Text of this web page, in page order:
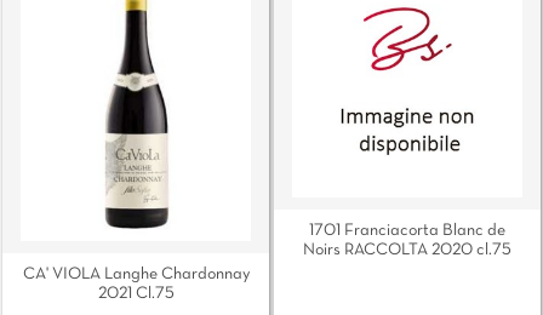
CA' VIOLA Langhe Chardonnay
2021 Cl.75
1701 Franciacorta Blanc de
Noirs RACCOLTA 2020 cl.75